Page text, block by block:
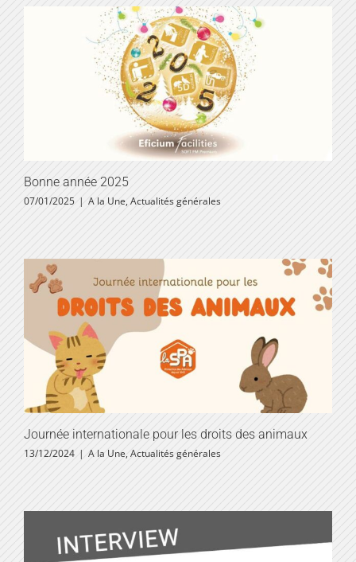
Bonne année 2025
07/01/2025 | A la Une, Actualités générales
Journée internationale pour les droits des animaux
13/12/2024 | A la Une, Actualités générales